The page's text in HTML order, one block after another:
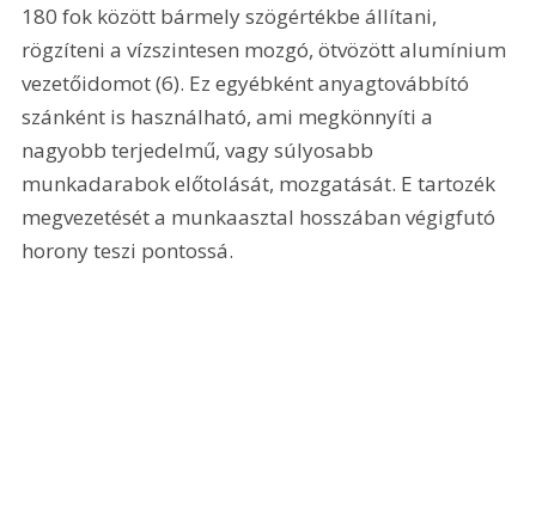
180 fok között bármely szögértékbe állítani,
rögzíteni a vízszintesen mozgó, ötvözött alumínium
vezetőidomot (6). Ez egyébként anyagtovábbító
szánként is használható, ami megkönnyíti a
nagyobb terjedelmű, vagy súlyosabb
munkadarabok előtolását, mozgatását. E tartozék
megvezetését a munkaasztal hosszában végigfutó
horony teszi pontossá.